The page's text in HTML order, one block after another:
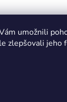
umožnili
zlepšovali jeho